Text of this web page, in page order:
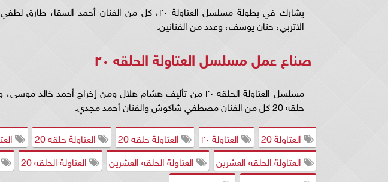
يشارك في بطولة مسلسل العتاولة ٢٠، كل من الفنان
الاتربي، حنان يوسف، وعدد من الفنانين.
صناع عمل مسلسل العتاولة الحلقه ٢٠
مسلسل العتاولة الحلقه ٢٠ من تأليف هشام هلال ومن إخراج أحمد
حلقه 20 كل من الفنان مصطفي شاكوش والفنان أحمد مجدي.
العتاولة 20
العتاولة ٢٠ العتاولة حلقه 20 العتاولة حلقه 20
العتاولة الحلقه العشرين
العتاولة الحلقه العشرين العتاولة الحلقه 20